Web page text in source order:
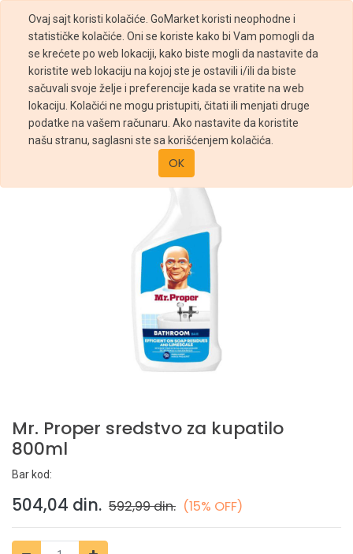
Ovaj sajt koristi kolačiće. GoMarket koristi neophodne i
statističke kolačiće. Oni se koriste kako bi Vam pomogli da
se krećete po web lokaciji, kako biste mogli da nastavite da
koristite web lokaciju na kojoj ste je ostavili i/ili da biste
sačuvali svoje želje i preferencije kada se vratite na web
lokaciju. Kolačići ne mogu pristupiti, čitati ili menjati druge
podatke na vašem računaru. Ako nastavite da koristite
našu stranu, saglasni ste sa korišćenjem kolačića.
OK
Prodavnica Mr. Proper sredstvo za kupatilo 800ml
Mr. Proper sredstvo za kupatilo
800ml
Bar kod:
504,04 din. 592,99din. (15% OFF)